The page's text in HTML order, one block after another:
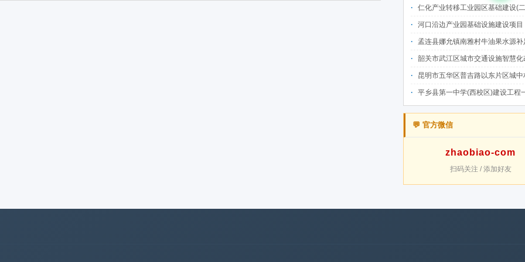
仁化产业转移工业园区基础建设(二期)一韶关仁化产业园区工业二路道路及桥梁(西侧扩园段)建设
河口沿边产业园基础设施建设项目（二期）设计施工总承包（EPC）(三次
孟连县娜允镇南雅村牛油果水源补足提质增效建设项目
韶关市武江区城市交通设施智慧化改造提升项目-基础建设工程（一期）A标段施
昆明市五华区普吉路以东片区城中村改造项目（一期）A7、A-4-2地块安置房项目供配电设计施工一体化
平乡县第一中学(西校区)建设工程一标段施工
💬 官方微信
zhaobiao-com
扫码关注 / 添加好友